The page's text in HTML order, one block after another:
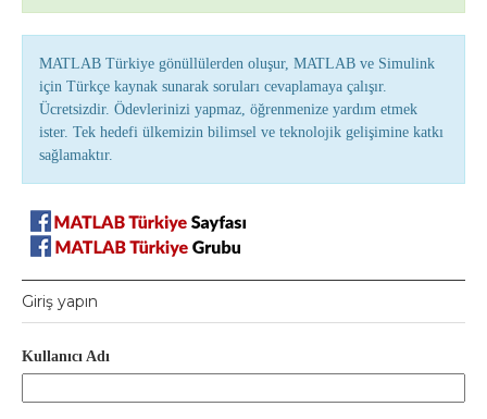
MATLAB Türkiye gönüllülerden oluşur, MATLAB ve Simulink
için Türkçe kaynak sunarak soruları cevaplamaya çalışır.
Ücretsizdir. Ödevlerinizi yapmaz, öğrenmenize yardım etmek
ister. Tek hedefi ülkemizin bilimsel ve teknolojik gelişimine katkı
sağlamaktır.
Giriş yapın
Kullanıcı Adı